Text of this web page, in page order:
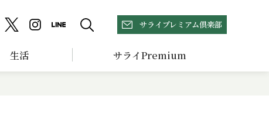
サライプレミアム倶楽部
生活 サライPremium